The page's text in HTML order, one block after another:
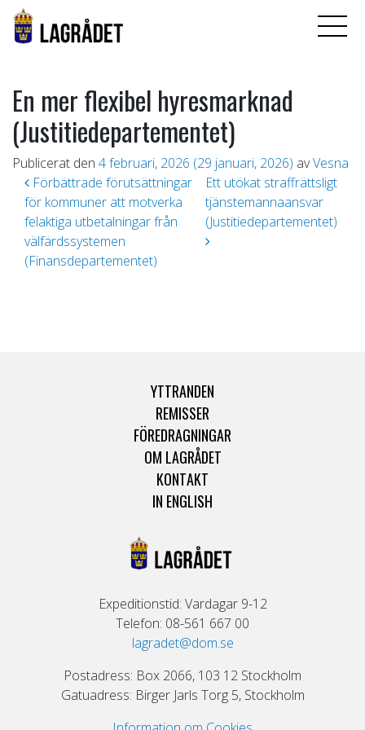
En mer flexibel hyresmarknad
(Justitiedepartementet)
Publicerat den 4 februari, 2026 (29 januari, 2026) avVesna
Inläggsnavigering
Förbättrade förutsättningar
för kommuner att motverka
felaktiga utbetalningar från
välfärdssystemen
(Finansdepartementet)
Ett utökat straffrättsligt
tjänstemannaansvar
(Justitiedepartementet)
YTTRANDEN
REMISSER
FÖREDRAGNINGAR
OM LAGRÅDET
KONTAKT
IN ENGLISH
Expeditionstid: Vardagar 9-12
Telefon: 08-561 667 00
lagradet@dom.se
Postadress: Box 2066, 103 12 Stockholm
Gatuadress: Birger Jarls Torg 5, Stockholm